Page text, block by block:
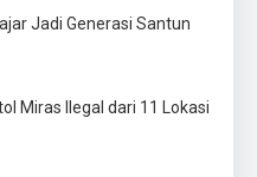
Jadi Generasi Santun
Miras Ilegal dari 11 Lokasi